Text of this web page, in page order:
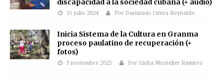
15 julio 2024 Por Dariannis Cintra Reynaldo
Inicia Sistema de la Cultura en Granma
proceso paulatino de recuperación (+
fotos)
3 noviembre 2025 Por Liuba Mustelier Ramirez